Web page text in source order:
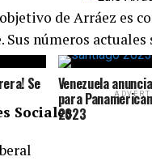
de Arráez es
Sus números
Sociales
Se Venezuela
para
2023